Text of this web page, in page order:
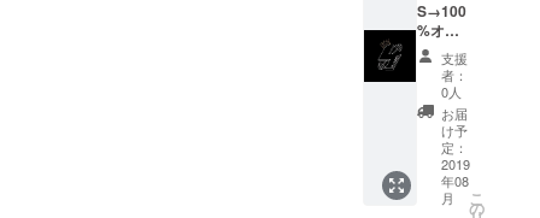
にて協
賛者と
して掲
載しま
す。
指導
(3ヶ月
間) ・カ
フェメ
ニュー
5品 ・
お礼の
動画を
送らせ
て頂き
ます。
S→100
%オリ
ジナルT
シャツ1
枚 サイ
ズは
S,M,L,X
L(日本
サイズ)
・パー
ソナル
支援
者：
0人
お届
け予
定：
2019
年08
月
こ
の